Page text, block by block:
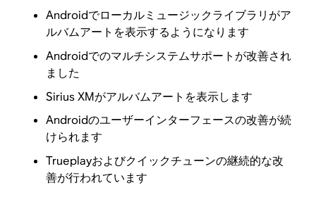
Androidでローカルミュージックライブラリがア
ルバムアートを表示するようになります
Androidでのマルチシステムサポートが改善され
ました
Sirius XMがアルバムアートを表示します
Androidのユーザーインターフェースの改善が続
けられます
Trueplayおよびクイックチューンの継続的な改
善が行われています